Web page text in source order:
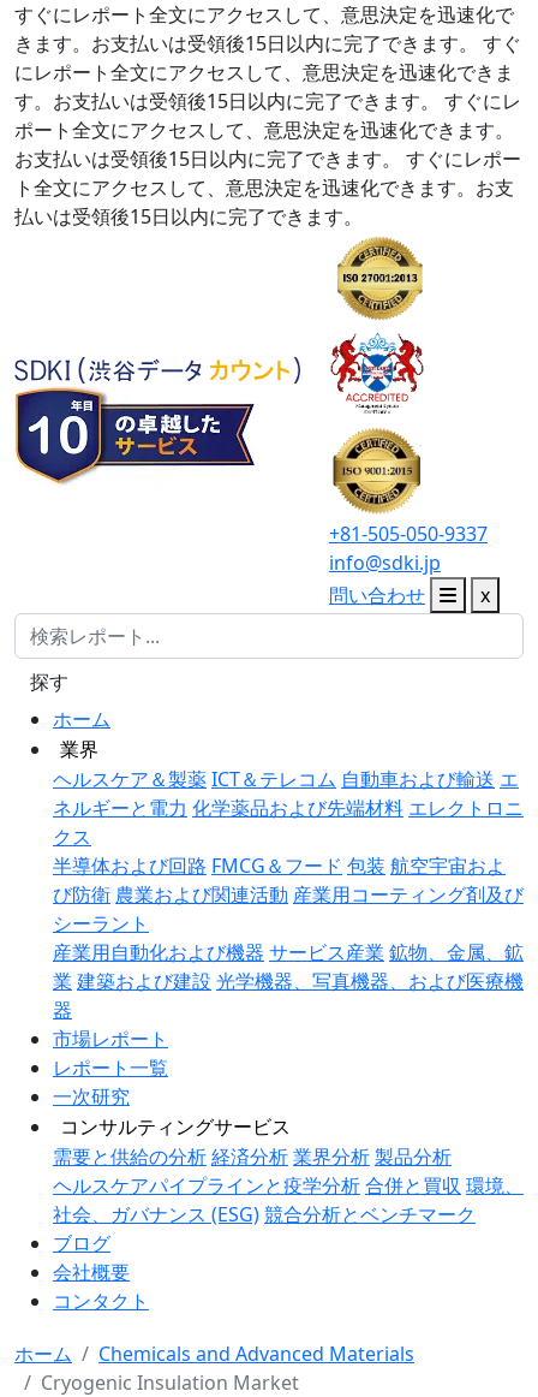
すぐにレポート全文にアクセスして、意思決定を迅速化で
きます。お支払いは受領後15日以内に完了できます。
すぐ
にレポート全文にアクセスして、意思決定を迅速化できま
す。お支払いは受領後15日以内に完了できます。
すぐにレ
ポート全文にアクセスして、意思決定を迅速化できます。
お支払いは受領後15日以内に完了できます。
すぐにレポー
ト全文にアクセスして、意思決定を迅速化できます。お支
払いは受領後15日以内に完了できます。
+81-505-050-9337
info@sdki.jp
問い合わせ
x
ホーム
業界
ヘルスケア＆製薬ICT＆テレコム 自動車および輸送 エ
ネルギーと電力 化学薬品および先端材料 エレクトロニ
クス
半導体および回路 FMCG＆フード 包装 航空宇宙およ
び防衛 農業および関連活動 産業用コーティング剤及び
シーラント
産業用自動化および機器 サービス産業 鉱物、金属、鉱
業 建築および建設 光学機器、写真機器、および医療機
器
市場レポート
レポート一覧
一次研究
コンサルティングサービス
需要と供給の分析経済分析業界分析製品分析
ヘルスケアパイプラインと疫学分析合併と買収 環境、
社会、ガバナンス (ESG)競合分析とベンチマーク
ブログ
会社概要
コンタクト
探す
ホーム
Chemicals and Advanced Materials
Cryogenic Insulation Market